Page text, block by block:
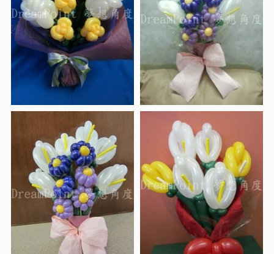
復活節
中秋節
萬聖節
聖誕節